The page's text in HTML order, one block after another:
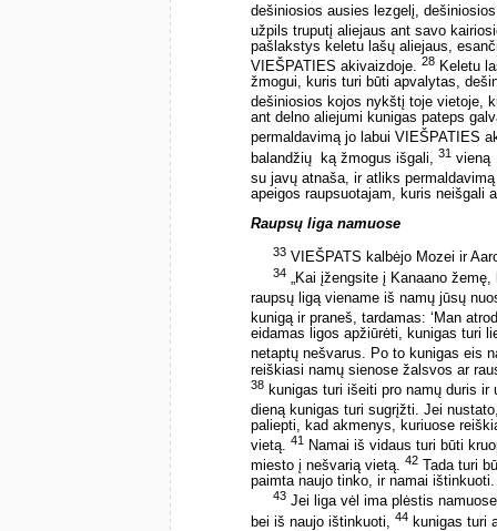
dešiniosios ausies lezgelį,
užpils truputį aliejaus ant savo
pašlakstys keletu lašų aliejaus,
VIEŠPATIES akivaizdoje. 28 Keletu
žmogui, kuris turi būti apvalytas,
dešiniosios kojos nykštį toje vietoje,
ant delno aliejumi kunigas pateps
permaldavimą jo labui VIEŠPATIES
balandžių ­ ką žmogus išgali, 31 vieną
su javų atnaša, ir atliks
apeigos raupsuotajam, kuris neišgali
Raupsų liga namuose
33 VIEŠPATS kalbėjo Mozei ir
34 „Kai įžengsite į Kanaano
raupsų ligą viename iš namų jūsų
kunigą ir praneš, tardamas: ‘Man
eidamas ligos apžiūrėti, kunigas turi
netaptų nešvarus. Po to kunigas eis
reiškiasi namų sienose žalsvos ar
38 kunigas turi išeiti pro namų duris
dieną kunigas turi sugrįžti. Jei
paliepti, kad akmenys, kuriuose
vietą. 41
Namai iš vidaus turi būti
miesto į nešvarią vietą. 42 Tada turi
paimta naujo tinko, ir namai ištinkuoti.
43 Jei liga vėl ima plėstis
bei iš naujo ištinkuoti, 44 kunigas turi